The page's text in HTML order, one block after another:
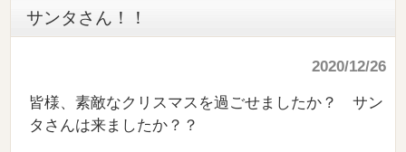
サンタさん！！
2020/12/26
皆様、素敵なクリスマスを過ごせましたか？ サン
タさんは来ましたか？？